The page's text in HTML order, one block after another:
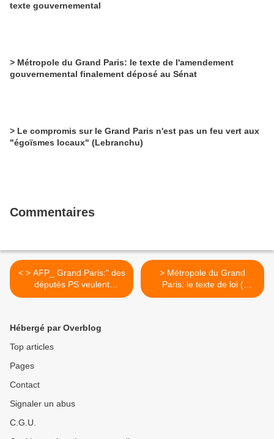
texte gouvernemental
> Métropole du Grand Paris: le texte de l'amendement
gouvernemental finalement déposé au Sénat
> Le compromis sur le Grand Paris n'est pas un feu vert aux
"égoïsmes locaux" (Lebranchu)
Commentaires
< > AFP_ Grand Paris:" des
députés PS veulent
supprimer les départements
> Métropole du Grand
Paris: le texte de loi (
amendement
Hébergé par Overblog
Top articles
Pages
Contact
Signaler un abus
C.G.U.